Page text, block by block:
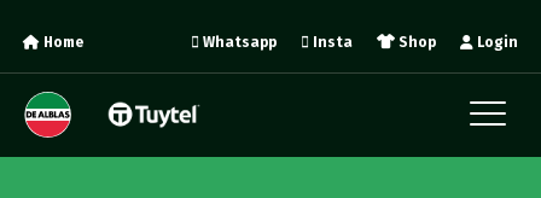
Home Login
Shop
Insta
Whatsapp